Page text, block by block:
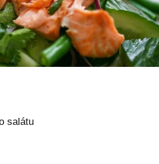
salátu